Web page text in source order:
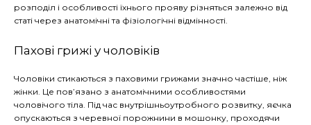
розподіл і особливості їхнього прояву різняться залежно від
статі через анатомічні та фізіологічні відмінності.
Пахові грижі у чоловіків
Чоловіки стикаються з паховими грижами значно частіше, ніж
жінки. Це пов’язано з анатомічними особливостями
чоловічого тіла. Під час внутрішньоутробного розвитку, яєчка
опускаються з черевної порожнини в мошонку, проходячи